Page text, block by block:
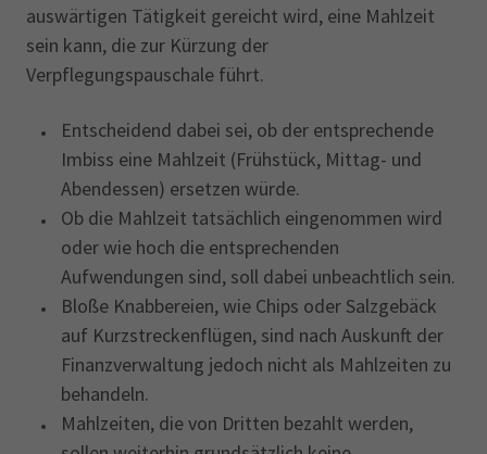
auswärtigen Tätigkeit gereicht wird, eine Mahlzeit
sein kann, die zur Kürzung der
Verpflegungspauschale führt.
Entscheidend dabei sei, ob der entsprechende
Imbiss eine Mahlzeit (Frühstück, Mittag- und
Abendessen) ersetzen würde.
Ob die Mahlzeit tatsächlich eingenommen wird
oder wie hoch die entsprechenden
Aufwendungen sind, soll dabei unbeachtlich sein.
Bloße Knabbereien, wie Chips oder Salzgebäck
auf ‎Kurzstreckenflügen, sind nach Auskunft der
Finanzverwaltung jedoch nicht als Mahlzeiten zu
behandeln.
Mahlzeiten, die von Dritten bezahlt werden,